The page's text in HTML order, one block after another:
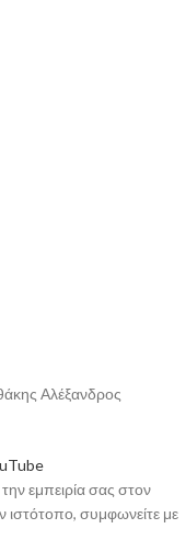
Αλέξανδρος
εμπειρία σας στον
ιστότοπο, συμφωνείτε με